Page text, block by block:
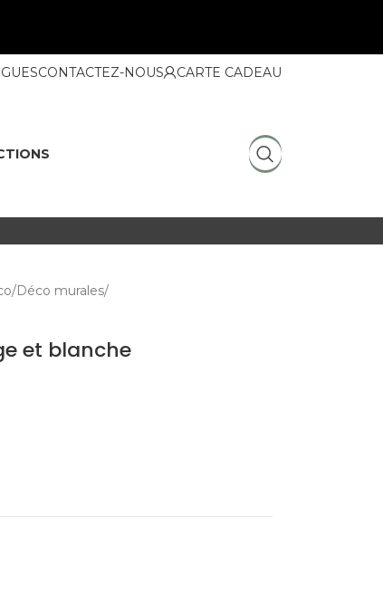
CONTACTEZ-NOUS CARTE CADEAU
Déco murales
et blanche